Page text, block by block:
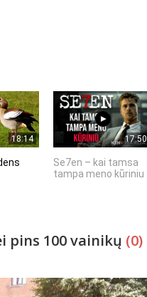
18:14 17:50
Se7en – kai tamsa
tampa meno kūriniu
pins 100 vainikų (0)